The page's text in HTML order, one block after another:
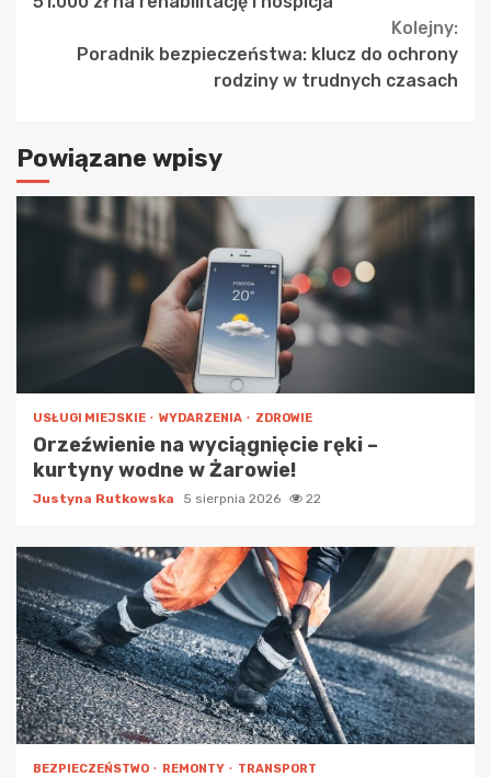
Kolejny:
Poradnik bezpieczeństwa: klucz do ochrony
rodziny w trudnych czasach
Powiązane wpisy
USŁUGI MIEJSKIE WYDARZENIA ZDROWIE
Orzeźwienie na wyciągnięcie ręki –
kurtyny wodne w Żarowie!
Justyna Rutkowska 5 sierpnia 2026 22
BEZPIECZEŃSTWO REMONTY TRANSPORT